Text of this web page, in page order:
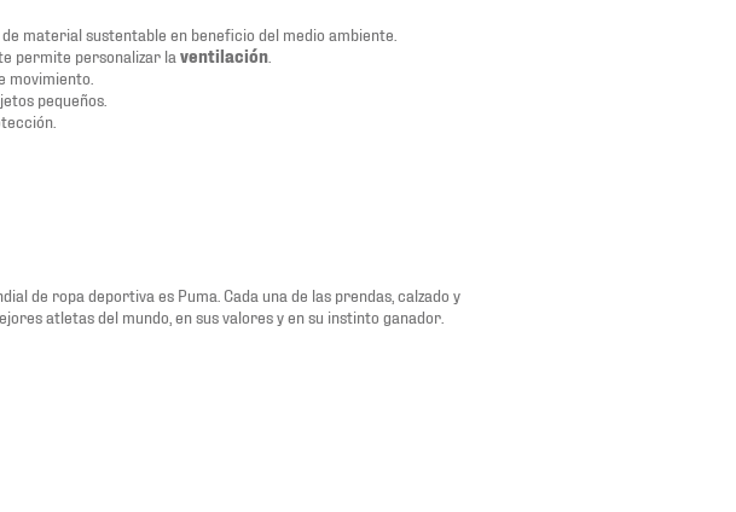
material sustentable en beneficio del medio ambiente.
permite personalizar la ventilación
movimiento.
pequeños.
de ropa deportiva es Puma. Cada una de las prendas, calzado y
atletas del mundo, en sus valores y en su instinto ganador.